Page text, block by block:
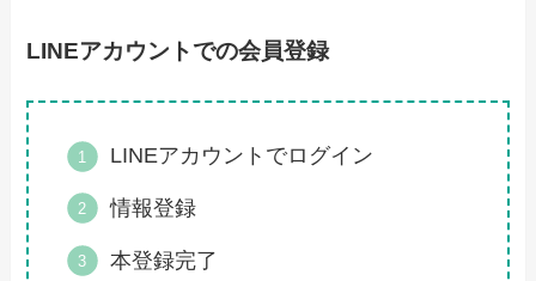
LINEアカウントでの会員登録
LINEアカウントでログイン
情報登録
本登録完了